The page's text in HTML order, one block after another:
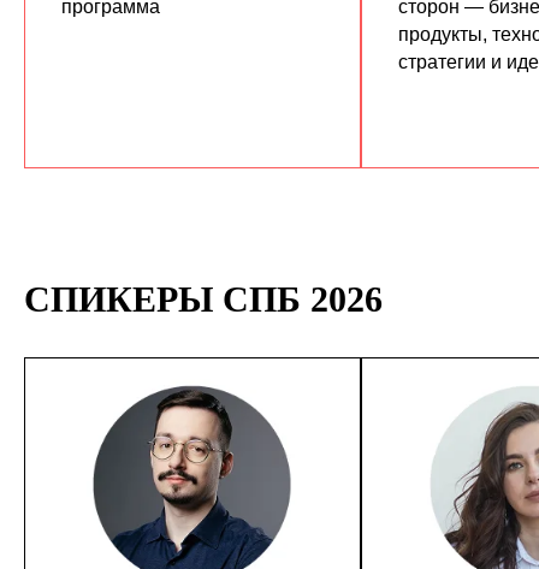
программа
сторон —
продукты,
стратегии и
СПИКЕРЫ СПБ 2026